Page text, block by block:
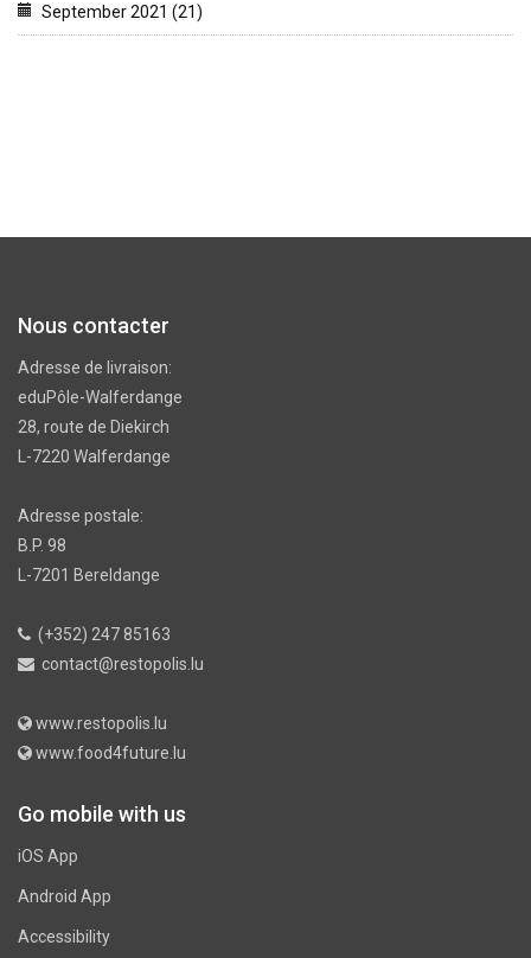
September 2021 (21)
Nous contacter
Adresse de livraison:
eduPôle-Walferdange
28, route de Diekirch
L-7220 Walferdange
Adresse postale:
B.P. 98
L-7201 Bereldange
(+352) 247 85163
contact@restopolis.lu
www.restopolis.lu
www.food4future.lu
Go mobile with us
iOS App
Android App
Accessibility